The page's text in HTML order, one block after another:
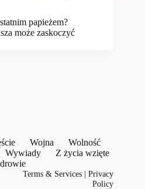
papieżem?
może zaskoczyć
Wojna
Wolność
Wywiady
Z życia wzięte
Terms & Services |Privacy
Policy